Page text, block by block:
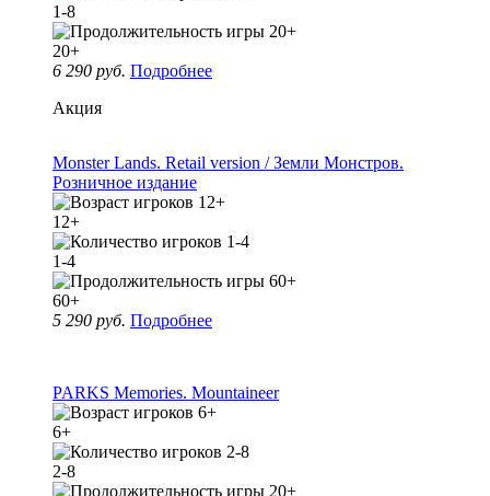
1-8
20+
6 290 руб. Подробнее
Акция
Monster Lands. Retail version / Земли Монстров.
Розничное издание
12+
1-4
60+
5 290 руб. Подробнее
PARKS Memories. Mountaineer
6+
2-8